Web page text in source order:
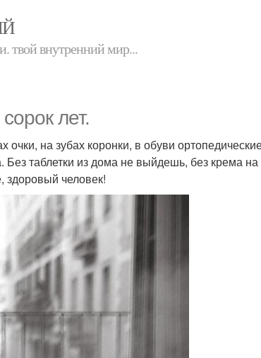
твой внутренний мир...
лет.
на зубах коронки, в обуви
Без таблетки из дома не выйдешь, без крема
человек!